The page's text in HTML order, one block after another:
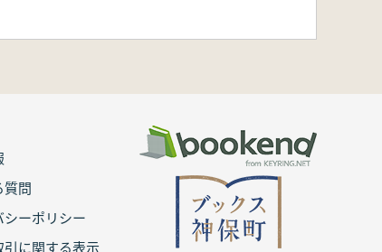
質問
シーポリシー
引に関する表示